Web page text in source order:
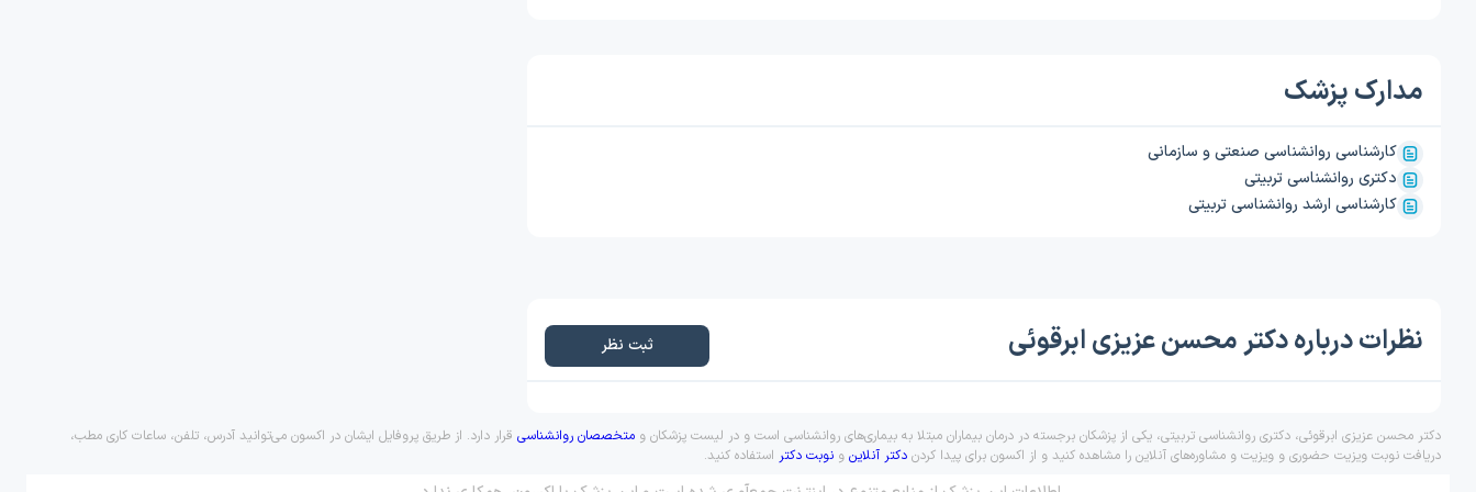
مدارک پزشک
کارشناسی روانشناسی صنعتی و سازمانی
دکتری روانشناسی تربیتی
کارشناسی ارشد روانشناسی تربیتی
نظرات درباره دکتر محسن عزیزی ابرقوئی ثبت نظر
دکتر محسن عزیزی ابرقوئی، دکتری روانشناسی تربیتی، یکی از پزشکان برجسته در درمان بیماران مبتلا به بیماری‌های روانشناسی است و در لیست پزشکان و متخصصان روانشناسی قرار دارد. از طریق پروفایل ایشان در اکسون می‌توانید آدرس، تلفن، ساعات کاری مطب،
دریافت نوبت ویزیت حضوری و ویزیت و مشاوره‌های آنلاین را مشاهده کنید و از اکسون برای پیدا کردن دکتر آنلاین و نوبت دکتر استفاده کنید.